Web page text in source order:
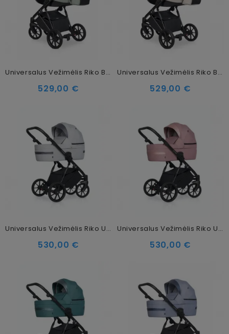
Universalus Vežimėlis Riko Brano Pro 2in1 Lagoon
529,00 €
Universalus Vežimėlis Riko Brano Pro 2in1 Sand
529,00 €
Universalus Vežimėlis Riko Ultima 2in1 Grey Fox
530,00 €
Universalus Vežimėlis Riko Ultima 2in1 Pink
530,00 €